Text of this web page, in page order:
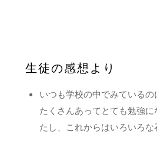
生徒の感想より
いつも学校の中でみている
たくさんあってとても勉強
たし、これからはいろいろな